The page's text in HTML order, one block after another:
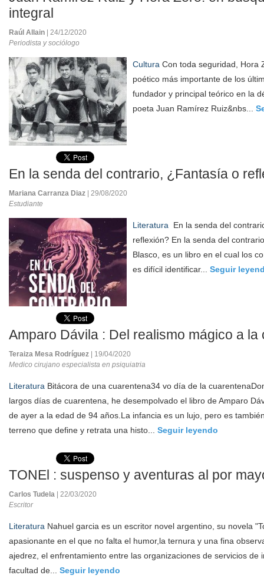
integral
Raúl Allain
| 24/12/2020
Periodista y sociólogo
Cultura Con toda seguridad, Hora
poético más importante de los
fundador y principal teórico en la
poeta Juan Ramírez Ruiz&nbs...
En la senda del contrario, ¿Fantasía o
Mariana Carranza Diaz
| 29/08/2020
Estudiante
Literatura En la senda del
reflexión? En la senda del
Blasco, es un libro en el cual los
es difícil identificar... Seguir
Amparo Dávila : Del realismo mágico a la
Teraiza Mesa Rodríguez
| 19/04/2020
Medico cirujano especialista en psiquiatria
Literatura Bitácora de una cuarentena34 vo día de la
largos días de cuarentena, he desempolvado el libro de Amparo
de ayer a la edad de 94 años.La infancia es un lujo, pero es
terreno que define y retrata una histo... Seguir leyendo
TONEl : suspenso y aventuras al por
Carlos Tudela
| 22/03/2020
Escritor
Literatura Nahuel garcia es un escritor novel argentino, su novela
apasionante en el que no falta el humor,la ternura y una fina
ajedrez, el enfrentamiento entre las organizaciones de servicios de
facultad de... Seguir leyendo